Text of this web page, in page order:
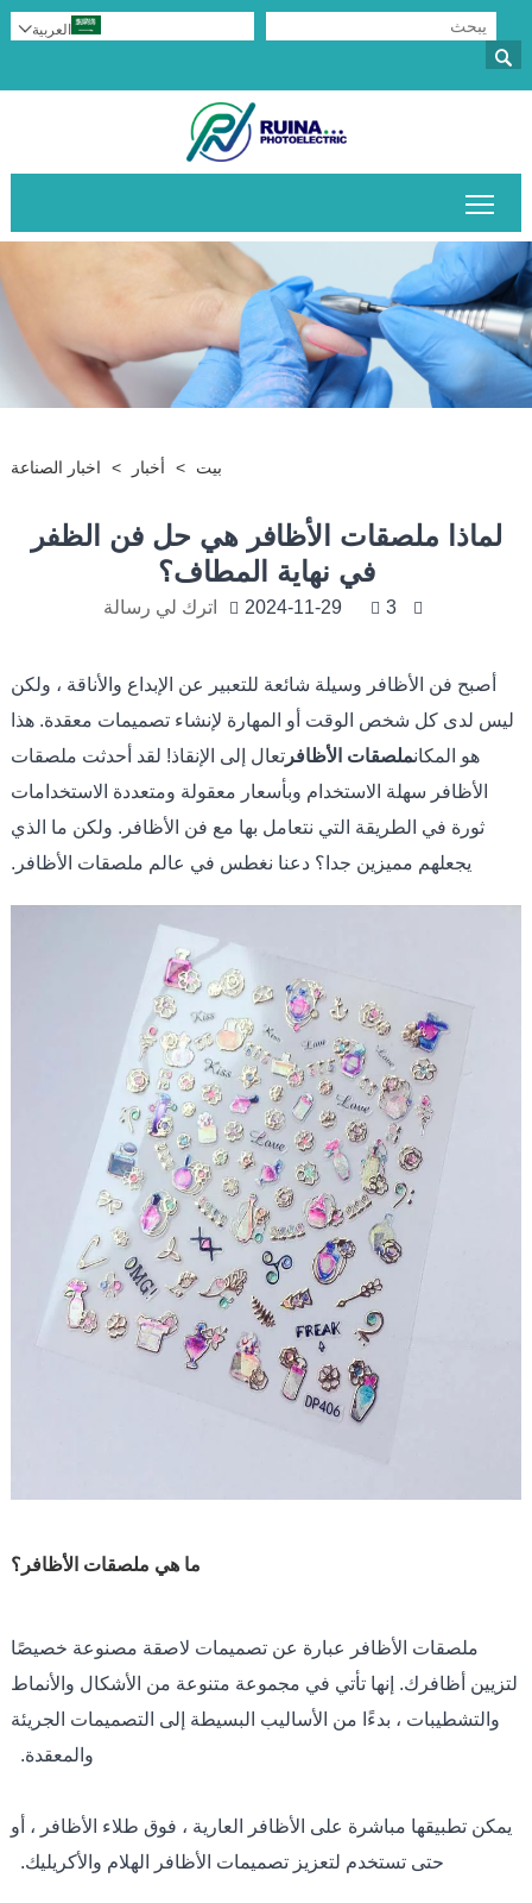

العربية
بيت > أخبار > اخبار الصناعة
لماذا ملصقات الأظافر هي حل فن الظفر
في نهاية المطاف؟
2024-11-29 3 اترك لي رسالة
أصبح فن الأظافر وسيلة شائعة للتعبير عن الإبداع والأناقة ، ولكن
ليس لدى كل شخص الوقت أو المهارة لإنشاء تصميمات معقدة. هذا
هو المكانملصقات الأظافرتعال إلى الإنقاذ! لقد أحدثت ملصقات
الأظافر سهلة الاستخدام وبأسعار معقولة ومتعددة الاستخدامات
ثورة في الطريقة التي نتعامل بها مع فن الأظافر. ولكن ما الذي
يجعلهم مميزين جدا؟ دعنا نغطس في عالم ملصقات الأظافر.
ما هي ملصقات الأظافر؟
ملصقات الأظافر عبارة عن تصميمات لاصقة مصنوعة خصيصًا
لتزيين أظافرك. إنها تأتي في مجموعة متنوعة من الأشكال والأنماط
والتشطيبات ، بدءًا من الأساليب البسيطة إلى التصميمات الجريئة
والمعقدة.
يمكن تطبيقها مباشرة على الأظافر العارية ، فوق طلاء الأظافر ، أو
حتى تستخدم لتعزيز تصميمات الأظافر الهلام والأكريليك.